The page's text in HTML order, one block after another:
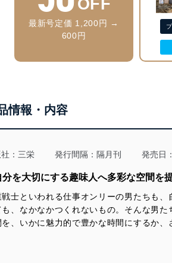
OFF
最新号定価 1,200円 →
600円
情報・内容
： 三栄 発行間隔：隔月刊 発売日
分を大切にする趣味人へ多彩な空間を
戦士といわれる仕事オンリーの男たちも
も、なかなかつくれないもの。そんな男
を、いかに魅力的で豊かな時間にするか